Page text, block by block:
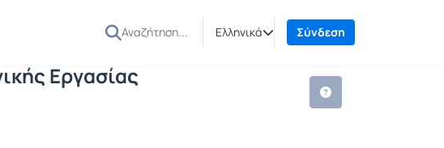
Ελληνικά Σύνδεση
Κοινωνικής Εργασίας
Εργασίας